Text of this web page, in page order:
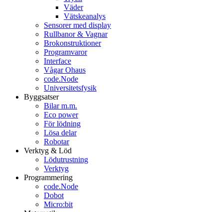
Väder
Vätskeanalys
Sensorer med display
Rullbanor & Vagnar
Brokonstruktioner
Programvaror
Interface
Vågar Ohaus
code.Node
Universitetsfysik
Byggsatser
Bilar m.m.
Eco power
För lödning
Lösa delar
Robotar
Verktyg & Löd
Lödutrustning
Verktyg
Programmering
code.Node
Dobot
Micro:bit